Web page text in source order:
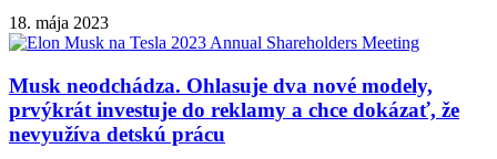
18. mája 2023
Musk neodchádza. Ohlasuje dva nové modely,
prvýkrát investuje do reklamy a chce dokázať, že
nevyužíva detskú prácu